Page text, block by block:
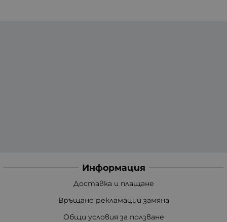
Информация
Доставка и плащане
Връщане рекламации замяна
Общи условия за ползване